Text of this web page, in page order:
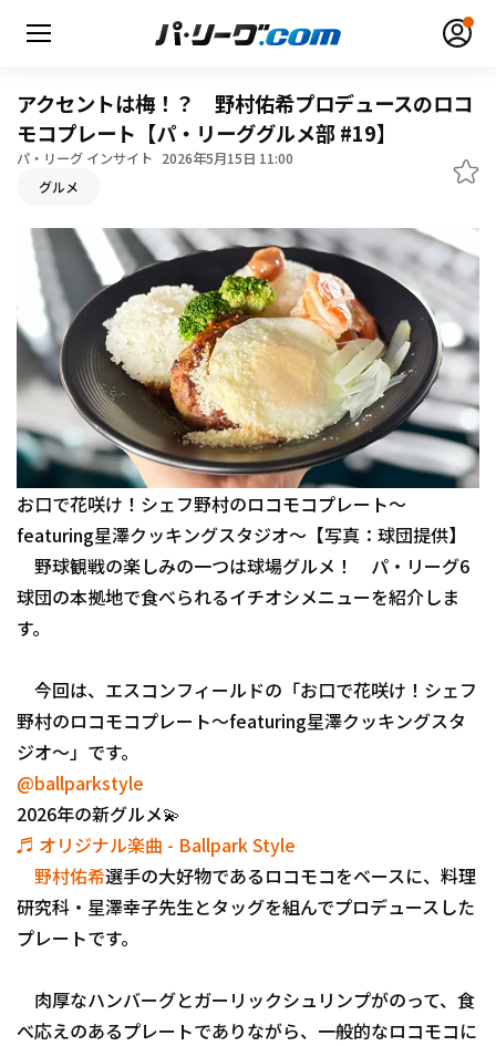
無料アカウント登録
HOME
動画
日程・結果
順位表･成績
1軍公式戦
ファーム東地区
ファーム中地区
選手名鑑
選手名鑑トップ
北海道日本ハムファイターズ
埼玉西武ライオンズ
千葉ロッテマリーンズ
オリックス・バファローズ
福岡ソフトバンクホークス
ニュース
設定
アクセントは梅！？ 野村佑希プロデュースのロコ
モコプレート【パ・リーググルメ部 #19】
パ・リーグ インサイト 2026年5月15日 11:00
グルメ
お口で花咲け！シェフ野村のロコモコプレート～
featuring星澤クッキングスタジオ～【写真：球団提供】
野球観戦の楽しみの一つは球場グルメ！ パ・リーグ6
球団の本拠地で食べられるイチオシメニューを紹介しま
す。
今回は、エスコンフィールドの「お口で花咲け！シェフ
野村のロコモコプレート～featuring星澤クッキングスタ
ジオ～」です。
@ballparkstyle
2026年の新グルメ💫
♬ オリジナル楽曲 - Ballpark Style
野村佑希選手の大好物であるロコモコをベースに、料理
研究科・星澤幸子先生とタッグを組んでプロデュースした
プレートです。
肉厚なハンバーグとガーリックシュリンプがのって、食
べ応えのあるプレートでありながら、一般的なロコモコに